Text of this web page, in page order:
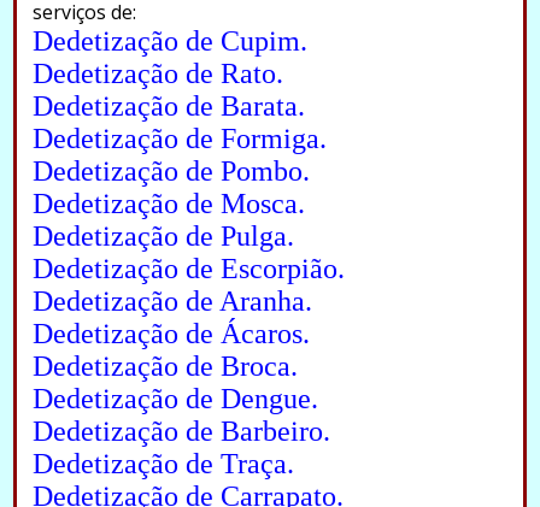
serviços de:
Dedetização de Cupim.
Dedetização de Rato.
Dedetização de Barata.
Dedetização de Formiga.
Dedetização de Pombo.
Dedetização de Mosca.
Dedetização de Pulga.
Dedetização de Escorpião.
Dedetização de Aranha.
Dedetização de Ácaros.
Dedetização de Broca.
Dedetização de Dengue.
Dedetização de Barbeiro.
Dedetização de Traça.
Dedetização de Carrapato.